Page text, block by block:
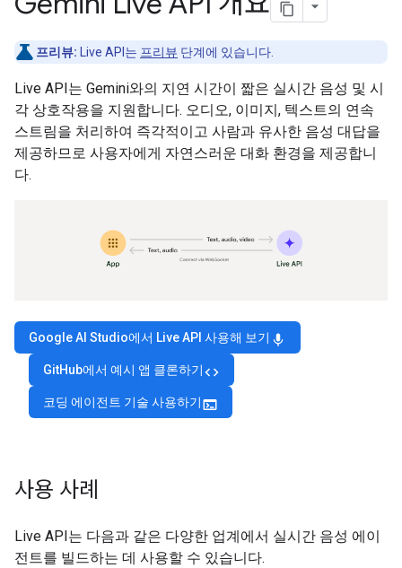
프리뷰: Live API는 프리뷰 단계에 있습니다.
Live API는 Gemini와의 지연 시간이 짧은 실시간 음성 및 시
각 상호작용을 지원합니다. 오디오, 이미지, 텍스트의 연속
스트림을 처리하여 즉각적이고 사람과 유사한 음성 대답을
제공하므로 사용자에게 자연스러운 대화 환경을 제공합니
다.
Google AI Studio에서 Live API 사용해 보기 mic
GitHub에서 예시 앱 클론하기code
코딩 에이전트 기술 사용하기terminal
사용 사례
Live API는 다음과 같은 다양한 업계에서 실시간 음성 에이
전트를 빌드하는 데 사용할 수 있습니다.